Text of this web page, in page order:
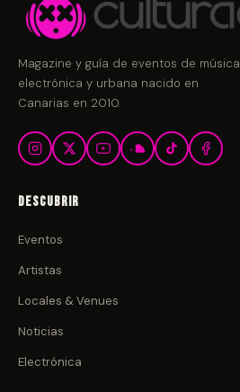
Magazine y guía de eventos de música
electrónica y urbana nacido en
Canarias en 2010.
Descubrir
Eventos
Artistas
Locales & Venues
Noticias
Electrónica